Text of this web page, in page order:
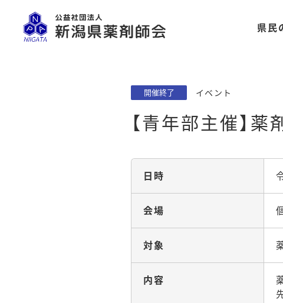
県民
【青年部主催】
開催終了 イベント
日時
会場
対象
内容